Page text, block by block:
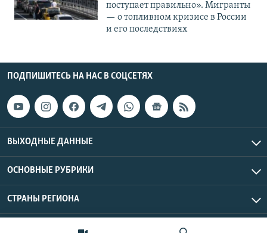
поступает правильно». Мигранты
— о топливном кризисе в России
и его последствиях
ПОДПИШИТЕСЬ НА НАС В СОЦСЕТЯХ
ВЫХОДНЫЕ ДАННЫЕ
ОСНОВНЫЕ РУБРИКИ
СТРАНЫ РЕГИОНА
Азаттык Азия © 2026 RFE/RL, Inc. | Все права защищены.